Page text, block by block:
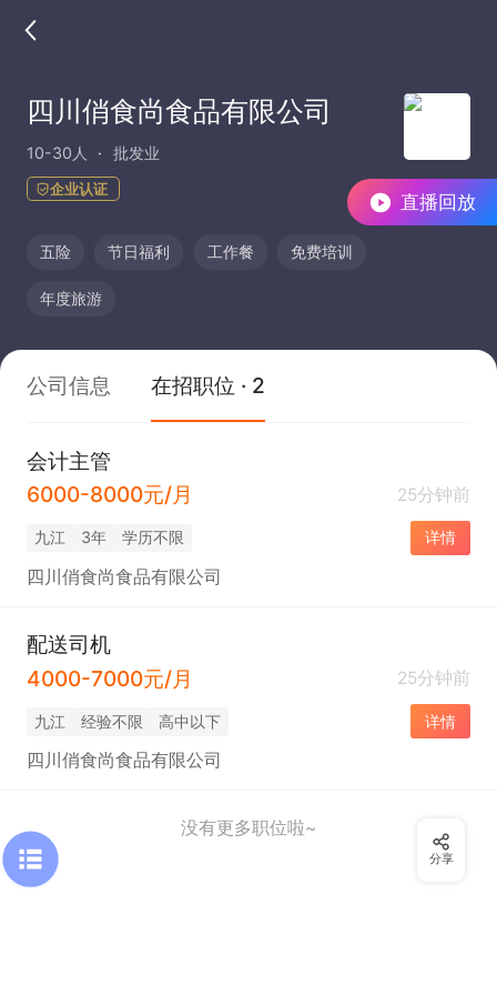
直播回放
四川俏食尚食品有限公司
10-30人 批发业
企业认证
五险 节日福利 工作餐 免费培训
年度旅游
公司信息 在招职位 · 2
会计主管
6000-8000元/月
25分钟前
九江 3年 学历不限 详情
四川俏食尚食品有限公司
配送司机
4000-7000元/月
25分钟前
九江 经验不限 高中以下 详情
四川俏食尚食品有限公司
没有更多职位啦~
分享